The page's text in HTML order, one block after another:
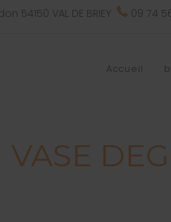
54150 VAL DE BRIEY 09 74
Accueil
VASE